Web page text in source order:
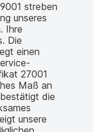
streben
unseres
Ihre
Die
einen
27001
Maß an
die
unsere